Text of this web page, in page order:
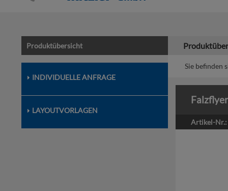
Produktübersicht
INDIVIDUELLE ANFRAGE
LAYOUTVORLAGEN
Sie befinden
Artikel-Nr.: